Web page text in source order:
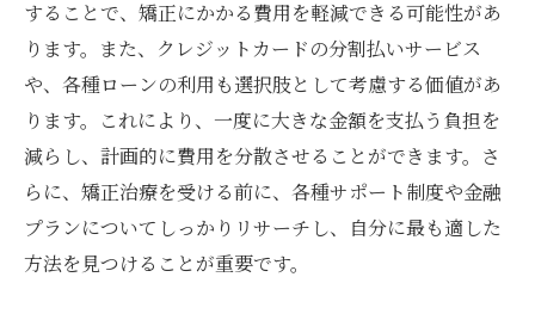
することで、矯正にかかる費用を軽減できる可能性があ
ります。また、クレジットカードの分割払いサービス
や、各種ローンの利用も選択肢として考慮する価値があ
ります。これにより、一度に大きな金額を支払う負担を
減らし、計画的に費用を分散させることができます。さ
らに、矯正治療を受ける前に、各種サポート制度や金融
プランについてしっかりリサーチし、自分に最も適した
方法を見つけることが重要です。